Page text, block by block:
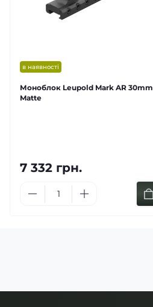
в наявності
Моноблок Leupold Mark AR 30mm
Matte
7 332 грн.